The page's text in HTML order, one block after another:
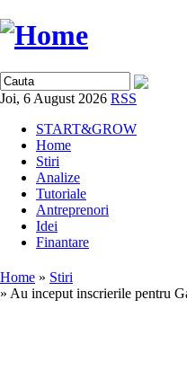
Joi, 6 August 2026 RSS
START&GROW
Home
Stiri
Analize
Tutoriale
Antreprenori
Idei
Finantare
Home » Stiri
» Au inceput inscrierile pentru